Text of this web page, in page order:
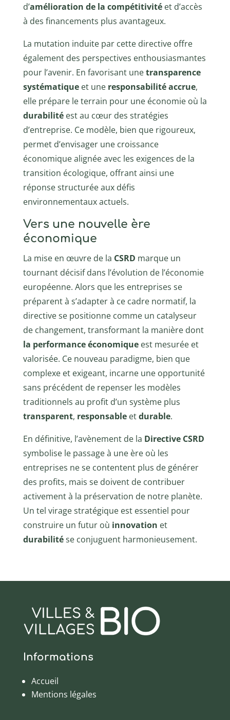
d’amélioration de la compétitivitéet d’accès
à des financements plus avantageux.
La mutation induite par cette directive offre
également des perspectives enthousiasmantes
pour l’avenir. En favorisant unetransparence
systématiqueet une responsabilité accrue,
elle prépare le terrain pour une économie où la
durabilitéest au cœur des stratégies
d’entreprise. Ce modèle, bien que rigoureux,
permet d’envisager une croissance
économique alignée avec les exigences de la
transition écologique, offrant ainsi une
réponse structurée aux défis
environnementaux actuels.
Vers une nouvelle ère
économique
La mise en œuvre de la CSRD marque un
tournant décisif dans l’évolution de l’économie
européenne. Alors que les entreprises se
préparent à s’adapter à ce cadre normatif, la
directive se positionne comme un catalyseur
de changement, transformant la manière dont
la performance économiqueest mesurée et
valorisée. Ce nouveau paradigme, bien que
complexe et exigeant, incarne une opportunité
sans précédent de repenser les modèles
traditionnels au profit d’un système plus
transparent, responsableetdurable.
En définitive, l’avènement de la Directive CSRD
symbolise le passage à une ère où les
entreprises ne se contentent plus de générer
des profits, mais se doivent de contribuer
activement à la préservation de notre planète.
Un tel virage stratégique est essentiel pour
construire un futur où innovation et
durabilitése conjuguent harmonieusement.
Informations
Accueil
Mentions légales